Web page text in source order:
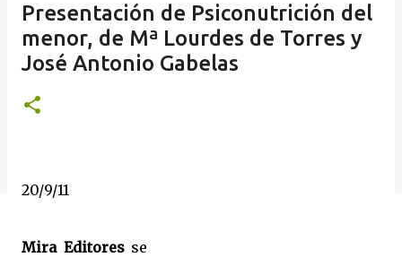
Presentación de Psiconutrición del
menor, de Mª Lourdes de Torres y
José Antonio Gabelas
20/9/11
Mira Editoresse